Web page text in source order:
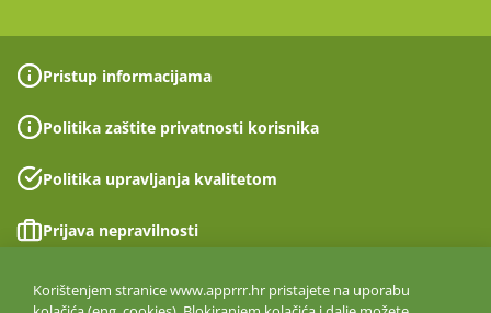
Pristup informacijama
Politika zaštite privatnosti korisnika
Politika upravljanja kvalitetom
Prijava nepravilnosti
Izjava o pristupačnosti
Korištenjem stranice www.apprrr.hr pristajete na uporabu